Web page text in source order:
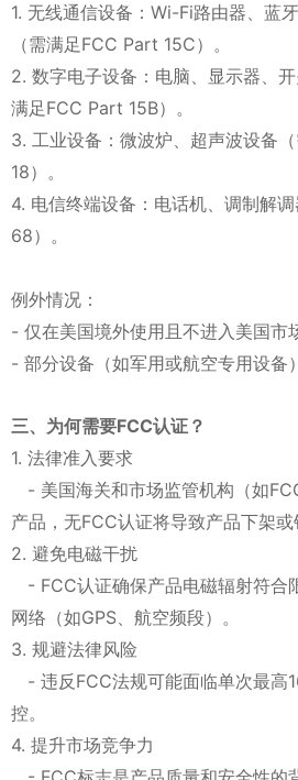
1. 无线通信设备：Wi-Fi路由器、蓝
（需满足FCC Part 15C）。
2. 数字电子设备：电脑、显示器、
满足FCC Part 15B）。
3. 工业设备：微波炉、超声波设备
18）。
4. 电信终端设备：电话机、调制解
68）。
例外情况：
- 仅在美国境外使用且不进入美国市
- 部分设备（如军用或航空专用设备
三、为何需要FCC认证？
1. 法律准入要求
- 美国海关和市场监管机构（如
产品，无FCC认证将导致产品下架
2. 避免电磁干扰
- FCC认证确保产品电磁辐射符合
网络（如GPS、航空频段）。
3. 规避法律风险
- 违反FCC法规可能面临单次最高
控。
4. 提升市场竞争力